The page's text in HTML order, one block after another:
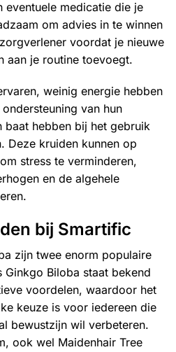
eventuele medicatie die je
om advies in te winnen
voordat je nieuwe
aan je routine toevoegt.
weinig energie hebben
van hun
baat hebben bij het gebruik
Deze kruiden kunnen op
stress te verminderen,
en de algehele
bij Smartific
zijn twee enorm populaire
Ginkgo Biloba staat bekend
voordelen, waardoor het
keuze is voor iedereen die
bewustzijn wil verbeteren.
ook wel Maidenhair Tree